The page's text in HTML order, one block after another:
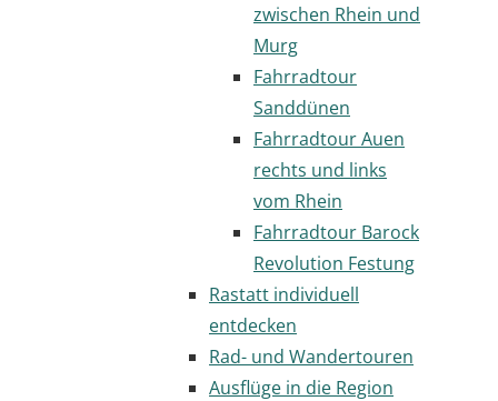
zwischen Rhein und
Murg
Fahrradtour
Sanddünen
Fahrradtour Auen
rechts und links
vom Rhein
Fahrradtour Barock
Revolution Festung
Rastatt individuell
entdecken
Rad- und Wandertouren
Ausflüge in die Region